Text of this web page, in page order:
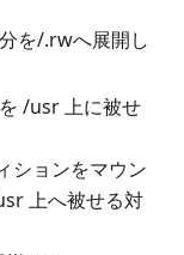
を/.rwへ展開し
/usr 上に被せ
ションをマウン
上へ被せる対